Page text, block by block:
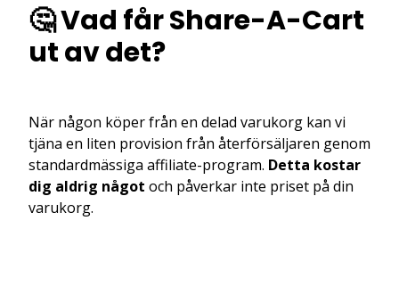
🤔 Vad får Share-A-Cart
ut av det?
När någon köper från en delad varukorg kan vi
tjäna en liten provision från återförsäljaren genom
standardmässiga affiliate-program. Detta kostar
dig aldrig något och påverkar inte priset på din
varukorg.